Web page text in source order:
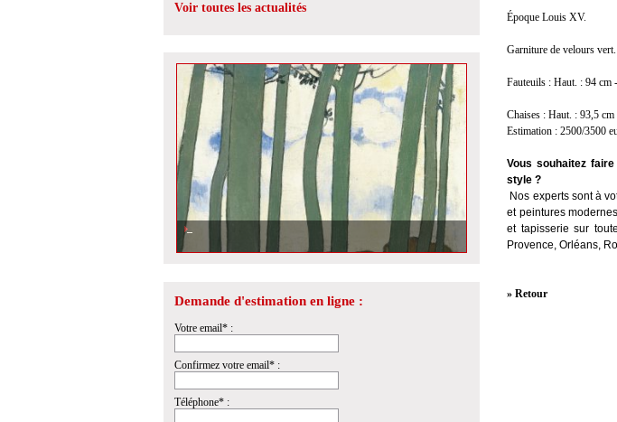
Voir toutes les actualités
Demande d'estimation en ligne :
Votre email* :
Confirmez votre email* :
Téléphone* :
Époque Louis XV.
Garniture de velours vert.
Fauteuils : Haut. : 94
Chaises : Haut. : 93,5
Estimation : 2500/3500
Vous souhaitez
style ?
Nos experts sont à
et peintures
et tapisserie sur
Provence, Orléans,
» Retour